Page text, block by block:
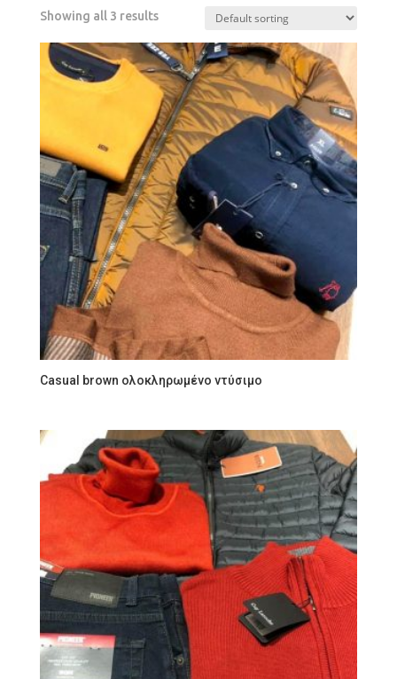
Showing all 3 results
Casual brown ολοκληρωμένο ντύσιμο